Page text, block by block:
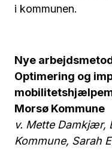
i kommunen.
Nye
Optimering og
Morsø Kommune
v. Mette Damkjær,
Kommune, Sarah